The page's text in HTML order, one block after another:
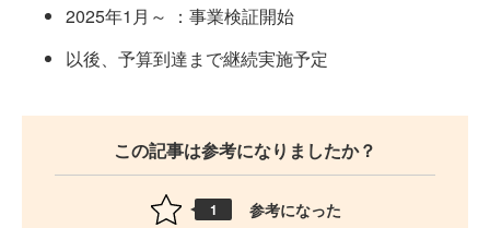
2025年1月～ ：事業検証開始
以後、予算到達まで継続実施予定
この記事は参考になりましたか？
1 参考になった